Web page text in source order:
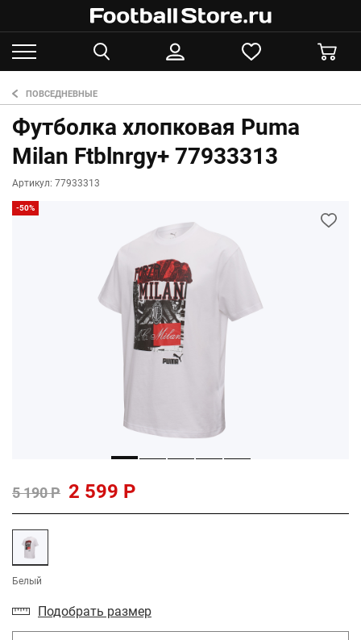
ПОВСЕДНЕВНЫЕ
Футболка хлопковая Puma
Milan Ftblnrgy+ 77933313
Артикул: 77933313
-50%
5 190 Р 2 599 Р
Белый
Подобрать размер